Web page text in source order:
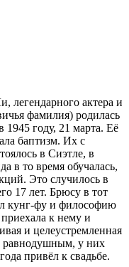
легендарного актера и
фамилия) родилась
1945 году, 21 марта. Её
баптизм. Их с
в Сиэтле, в
в то время обучалась,
Это случилось в
17 лет. Брюсу в тот
кунг-фу и философию
к нему и
и целеустремленная
равнодушным, у них
привёл к свадьбе.